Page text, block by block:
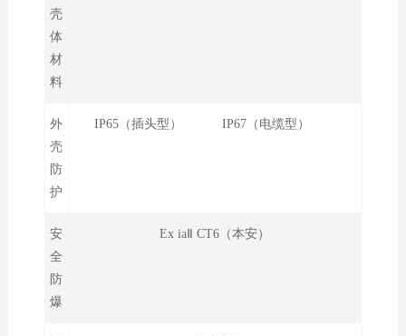
壳
体
材
料
外
壳
防
护
IP65（插头型） IP67（电缆型）
安
全
防
爆
Ex iaⅡ CT6（本安）